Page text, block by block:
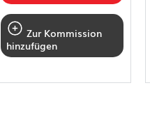
Zur Kommission
hinzufügen